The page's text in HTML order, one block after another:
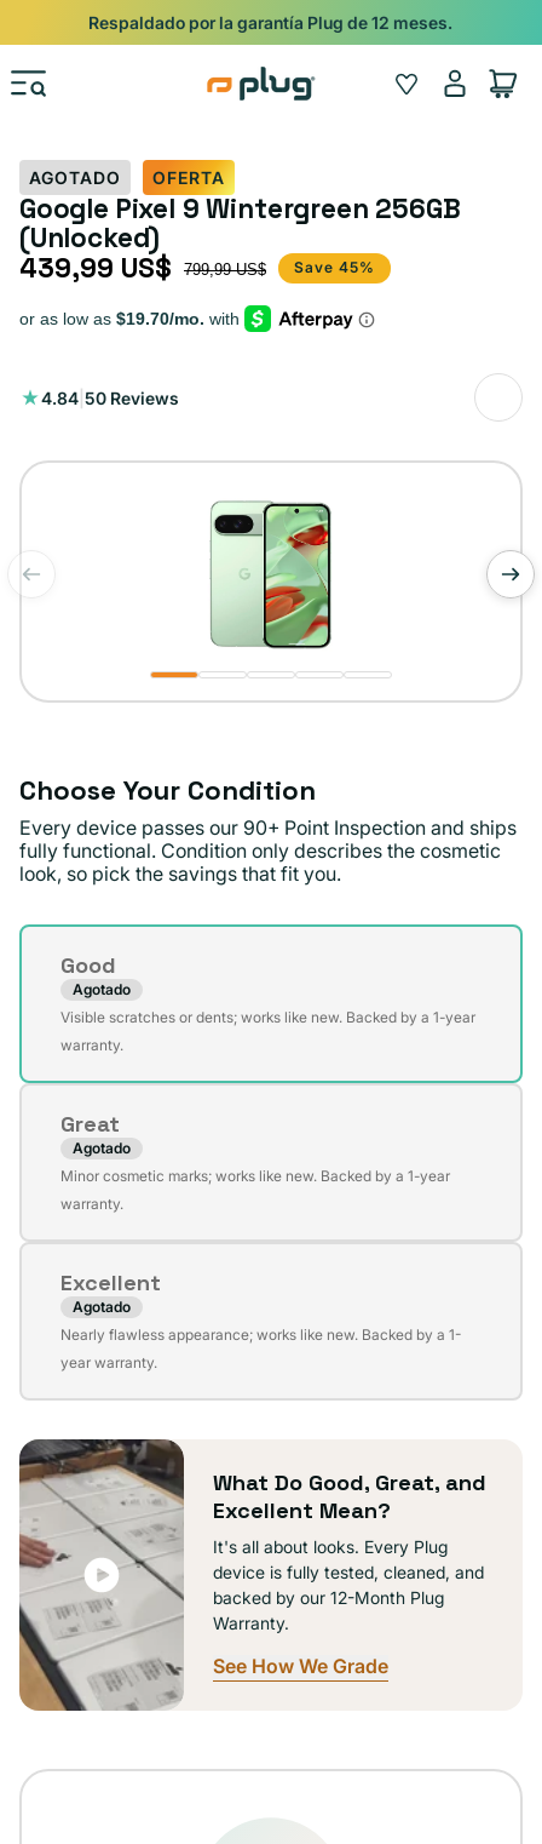
Ir al contenido
Pide con Entrega Nocturna para recibir antes del 24/12.
Wishlist
Iniciar
sesión
Carrito
AGOTADO OFERTA
Google Pixel 9 Wintergreen 256GB
(Unlocked)
Precio de oferta
439,99 US$
Precio habitual 799,99 US$ Save 45%
4.84 50 Reviews
50
Choose Your Condition
Every device passes our 90+ Point Inspection and ships
fully functional. Condition only describes the cosmetic
look, so pick the savings that fit you.
Condition
Good
Agotado
Variante
agotada
disponible
Visible scratches or dents; works like new. Backed by a 1-year
warranty.
Great
Agotado
Variante
agotada
disponible
Minor cosmetic marks; works like new. Backed by a 1-year
warranty.
Excellent
Agotado
Variante
agotada
disponible
Nearly flawless appearance; works like new. Backed by a 1-
year warranty.
What Do Good, Great, and
Excellent Mean?
It's all about looks. Every Plug
device is fully tested, cleaned, and
backed by our 12-Month Plug
Warranty.
See How We Grade